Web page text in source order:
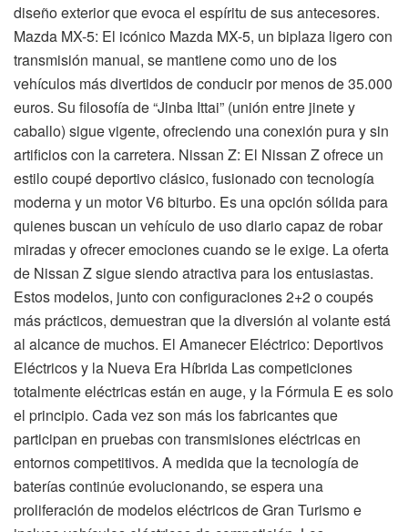
diseño exterior que evoca el espíritu de sus antecesores.
Mazda MX-5: El icónico Mazda MX-5, un biplaza ligero con
transmisión manual, se mantiene como uno de los
vehículos más divertidos de conducir por menos de 35.000
euros. Su filosofía de “Jinba Ittai” (unión entre jinete y
caballo) sigue vigente, ofreciendo una conexión pura y sin
artificios con la carretera. Nissan Z: El Nissan Z ofrece un
estilo coupé deportivo clásico, fusionado con tecnología
moderna y un motor V6 biturbo. Es una opción sólida para
quienes buscan un vehículo de uso diario capaz de robar
miradas y ofrecer emociones cuando se le exige. La oferta
de Nissan Z sigue siendo atractiva para los entusiastas.
Estos modelos, junto con configuraciones 2+2 o coupés
más prácticos, demuestran que la diversión al volante está
al alcance de muchos. El Amanecer Eléctrico: Deportivos
Eléctricos y la Nueva Era Híbrida Las competiciones
totalmente eléctricas están en auge, y la Fórmula E es solo
el principio. Cada vez son más los fabricantes que
participan en pruebas con transmisiones eléctricas en
entornos competitivos. A medida que la tecnología de
baterías continúe evolucionando, se espera una
proliferación de modelos eléctricos de Gran Turismo e